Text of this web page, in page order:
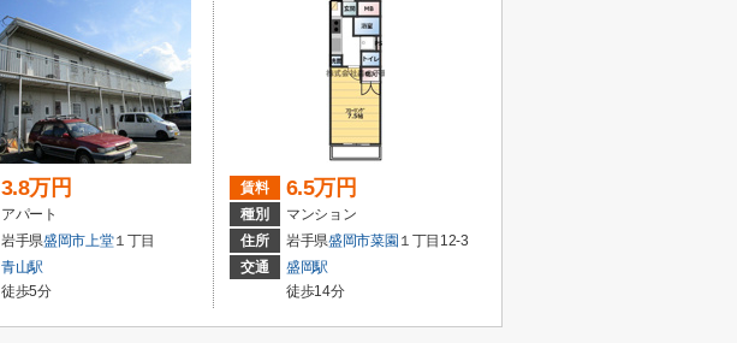
3.8万円
アパート
岩手県盛岡市上堂１丁目
青山駅
徒歩5分
賃料 6.5万円
種別
マンション
住所
岩手県盛岡市菜園 １丁目12-3
交通
盛岡駅
徒歩14分